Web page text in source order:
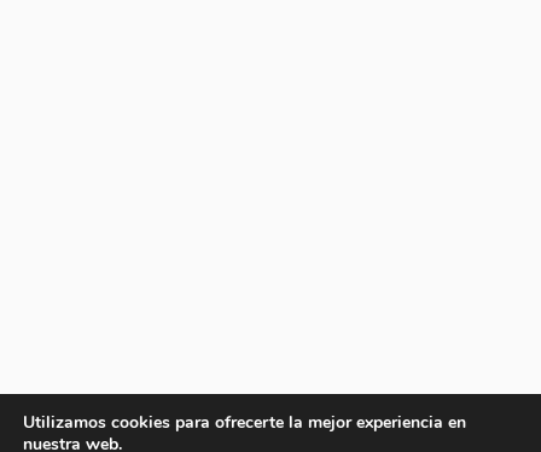
Utilizamos cookies para ofrecerte la mejor experiencia en
nuestra web.